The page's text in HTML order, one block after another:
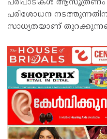
പരിപാടികൾ ആസൂത്രണം
പരിശോധന
സാധ്യതയാണ്